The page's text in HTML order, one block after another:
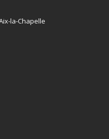
la-Chapelle